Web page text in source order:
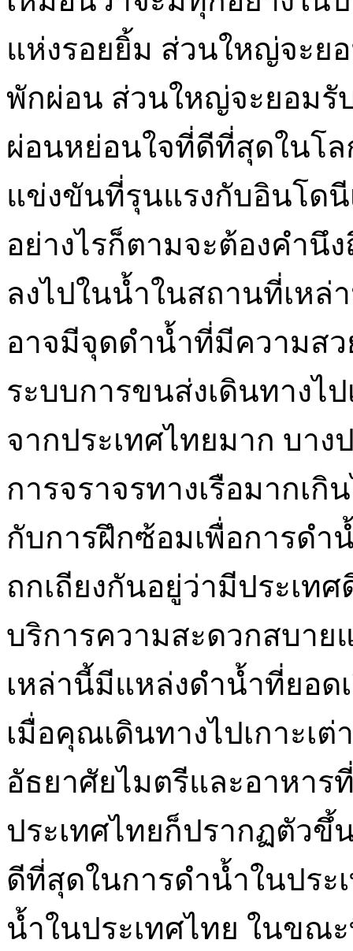
แห่งรอยยิ้ม ส่วนใหญ่จะย
พักผ่อน ส่วนใหญ่จะยอมรั
ผ่อนหย่อนใจที่ดีที่สุดในโ
แข่งขันที่รุนแรงกับอินโด
อย่างไรก็ตามจะต้องคำนึ
ลงไปในน้ำในสถานที่เหล่
อาจมีจุดดำน้ำที่มีความส
ระบบการขนส่งเดินทางไ
จากประเทศไทยมาก บาง
การจราจรทางเรือมากเ
กับการฝึกซ้อมเพื่อการด
ถกเถียงกันอยู่ว่ามีประเท
บริการความสะดวกสบา
เหล่านี้มีแหล่งดำน้ำที่ยอ
เมื่อคุณเดินทางไปเกาะเ
อัธยาศัยไมตรีและอาหาร
ประเทศไทยก็ปรากฏตัวขึ้
ดีที่สุดในการดำน้ำในปร
น้ำในประเทศไทย ในขณ